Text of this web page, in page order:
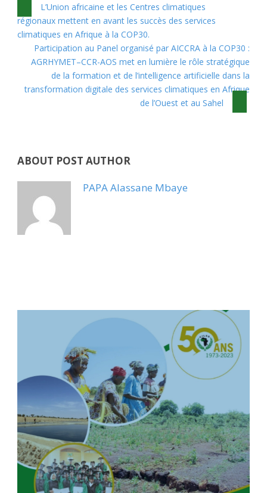
L’Union africaine et les Centres climatiques
régionaux mettent en avant les succès des services
climatiques en Afrique à la COP30.
Participation au Panel organisé par AICCRA à la COP30 :
AGRHYMET–CCR-AOS met en lumière le rôle stratégique
de la formation et de l’intelligence artificielle dans la
transformation digitale des services climatiques en Afrique
de l’Ouest et au Sahel
ABOUT POST AUTHOR
PAPA Alassane Mbaye